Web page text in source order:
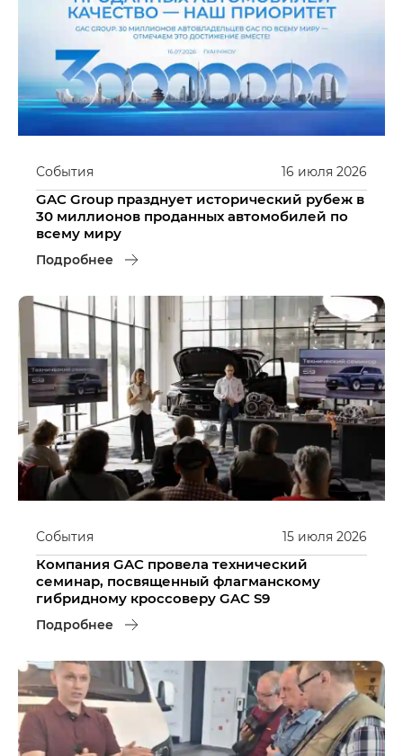
16 июля 2026
События
GAC Group празднует исторический рубеж в
30 миллионов проданных автомобилей по
всему миру
Подробнее
15 июля 2026
События
Компания GAC провела технический
семинар, посвященный флагманскому
гибридному кроссоверу GAC S9
Подробнее